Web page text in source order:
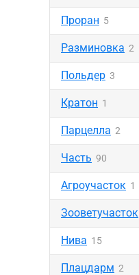
Проран 5
Разминовка 2
Польдер 3
Кратон 1
Парцелла 2
Часть 90
Агроучасток 1
Зооветучасток
Нива 15
Плацдарм 2